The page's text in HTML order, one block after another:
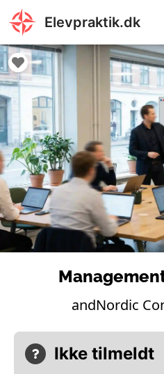
Elevpraktik.dk
andNordic
Ikke tilmeldt